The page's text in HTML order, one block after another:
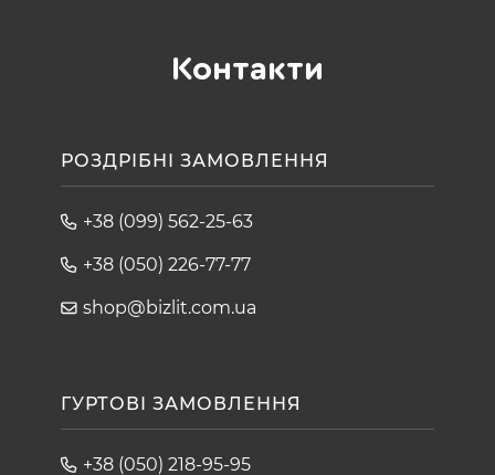
Контакти
РОЗДРІБНІ ЗАМОВЛЕННЯ
+38 (099) 562-25-63
+38 (050) 226-77-77
shop@bizlit.com.ua
ГУРТОВІ ЗАМОВЛЕННЯ
+38 (050) 218-95-95